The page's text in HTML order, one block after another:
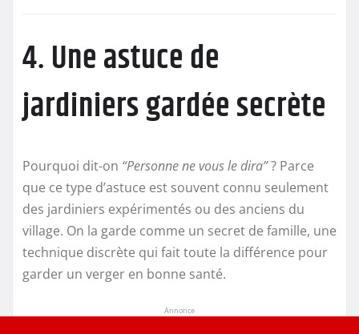
4. Une astuce de
jardiniers gardée secrète
Pourquoi dit-on “Personne ne vous le dira”? Parce
que ce type d’astuce est souvent connu seulement
des jardiniers expérimentés ou des anciens du
village. On la garde comme un secret de famille, une
technique discrète qui fait toute la différence pour
garder un verger en bonne santé.
Annonce